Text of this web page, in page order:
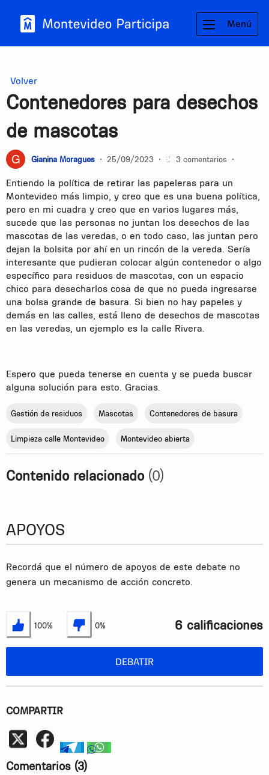
Menú
Volver
Contenedores para desechos
de mascotas
Gianina Moragues • 25/09/2023 • 3 comentarios •
Entiendo la política de retirar las papeleras para un
Montevideo más limpio, y creo que es una buena política,
pero en mi cuadra y creo que en varios lugares más,
sucede que las personas no juntan los desechos de las
mascotas de las veredas, o en todo caso, las juntan pero
dejan la bolsita por ahí en un rincón de la vereda. Sería
interesante que pudieran colocar algún contenedor o algo
específico para residuos de mascotas, con un espacio
chico para desecharlos cosa de que no pueda ingresarse
una bolsa grande de basura. Si bien no hay papeles y
demás en las calles, está lleno de desechos de mascotas
en las veredas, un ejemplo es la calle Rivera.
Espero que pueda tenerse en cuenta y se pueda buscar
alguna solución para esto. Gracias.
Gestión de residuos Mascotas Contenedores de basura
Limpieza calle Montevideo Montevideo abierta
Contenido relacionado (0)
APOYOS
Recordá que el número de apoyos de este debate no
genera un mecanismo de acción concreto.
Estoy de acuerdo
100%
No estoy de acuerdo
0% 6 calificaciones
DEBATIR
COMPARTIR
telegramwhatsapp
Comentarios (3)